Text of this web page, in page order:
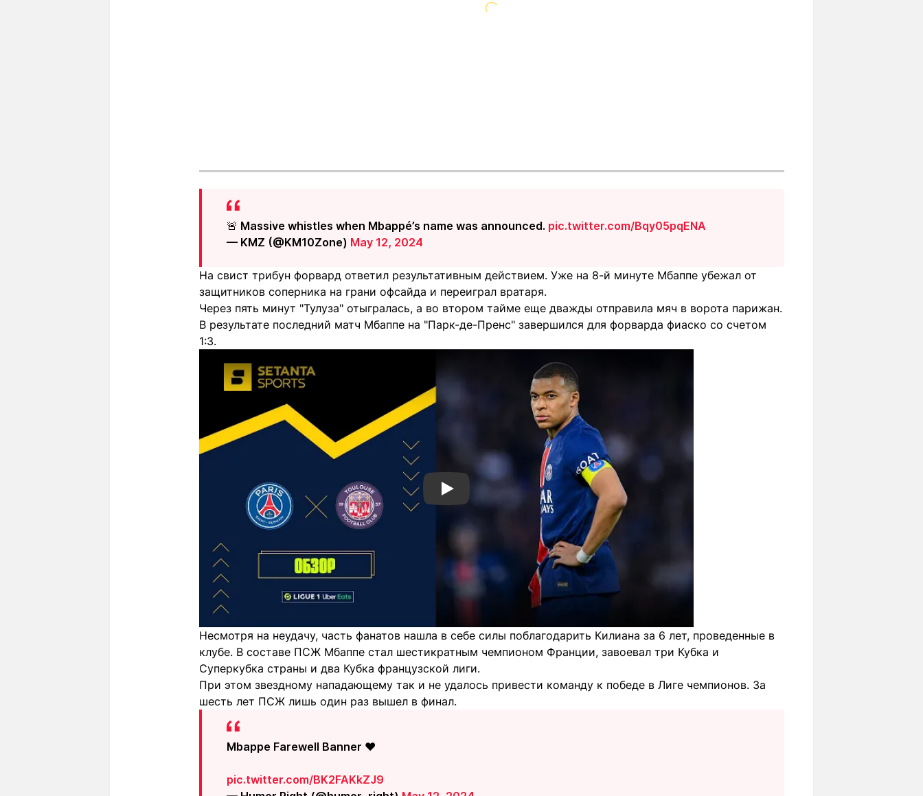
🚨 Massive whistles when Mbappé’s name was announced. pic.twitter.com/Bqy05pqENA
— KMZ (@KM10Zone) May 12, 2024
На свист трибун форвард ответил результативным действием. Уже на 8-й минуте Мбаппе убежал от
защитников соперника на грани офсайда и переиграл вратаря.
Через пять минут "Тулуза" отыгралась, а во втором тайме еще дважды отправила мяч в ворота парижан.
В результате последний матч Мбаппе на "Парк-де-Пренс" завершился для форварда фиаско со счетом
1:3.
Смотреть видео YouTube
Несмотря на неудачу, часть фанатов нашла в себе силы поблагодарить Килиана за 6 лет, проведенные в
клубе. В составе ПСЖ Мбаппе стал шестикратным чемпионом Франции, завоевал три Кубка и
Суперкубка страны и два Кубка французской лиги.
При этом звездному нападающему так и не удалось привести команду к победе в Лиге чемпионов. За
шесть лет ПСЖ лишь один раз вышел в финал.
Mbappe Farewell Banner ❤️
pic.twitter.com/BK2FAKkZJ9